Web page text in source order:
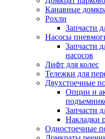
Канавные
Рохли
Запчасти
Насосы
Запчасти
насосов
Лифт для колес
Тележки для
Двухстоечные
Опции и
Запчасти
Накладки
Одностоечные